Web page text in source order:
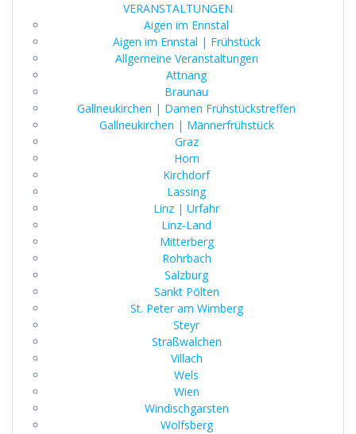
VERANSTALTUNGEN
Aigen im Ennstal
Aigen im Ennstal | Frühstück
Allgemeine Veranstaltungen
Attnang
Braunau
Gallneukirchen | Damen Frühstückstreffen
Gallneukirchen | Männerfrühstück
Graz
Horn
Kirchdorf
Lassing
Linz | Urfahr
Linz-Land
Mitterberg
Rohrbach
Salzburg
Sankt Pölten
St. Peter am Wimberg
Steyr
Straßwalchen
Villach
Wels
Wien
Windischgarsten
Wolfsberg